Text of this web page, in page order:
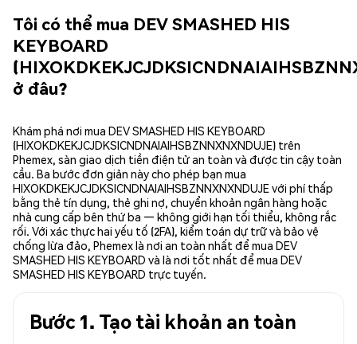
Tôi có thể mua DEV SMASHED HIS
KEYBOARD
ở đâu?
Khám phá nơi mua DEV SMASHED HIS KEYBOARD
(HIXOKDKEKJCJDKSICNDNAIAIHSBZNNXNXNDUJE) trên
Phemex, sàn giao dịch tiền điện tử an toàn và được tin cậy toàn
cầu. Ba bước đơn giản này cho phép bạn mua
HIXOKDKEKJCJDKSICNDNAIAIHSBZNNXNXNDUJE với phí thấp
bằng thẻ tín dụng, thẻ ghi nợ, chuyển khoản ngân hàng hoặc
nhà cung cấp bên thứ ba — không giới hạn tối thiểu, không rắc
rối. Với xác thực hai yếu tố (2FA), kiểm toán dự trữ và bảo vệ
chống lừa đảo, Phemex là nơi an toàn nhất để mua DEV
SMASHED HIS KEYBOARD và là nơi tốt nhất để mua DEV
SMASHED HIS KEYBOARD trực tuyến.
Bước 1. Tạo tài khoản an toàn